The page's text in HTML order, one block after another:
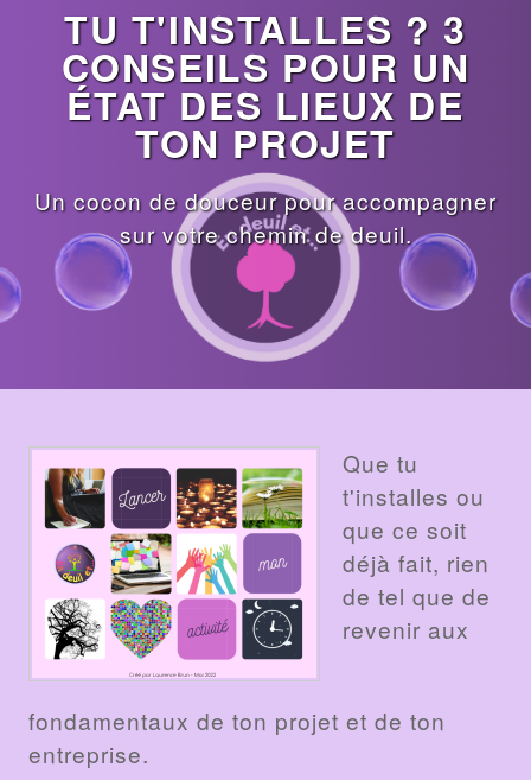
TU T'INSTALLES ? 3
CONSEILS POUR UN
ÉTAT DES LIEUX DE
TON PROJET
Un cocon de douceur pour accompagner
sur votre chemin de deuil.
Que tu
t'installes ou
que ce soit
déjà fait, rien
de tel que de
revenir aux
fondamentaux de ton projet et de ton
entreprise.